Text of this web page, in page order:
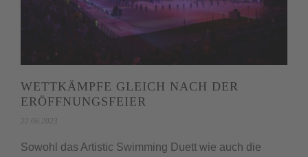
WETTKÄMPFE GLEICH NACH DER
ERÖFFNUNGSFEIER
22.06.2023
Sowohl das Artistic Swimming Duett wie auch die